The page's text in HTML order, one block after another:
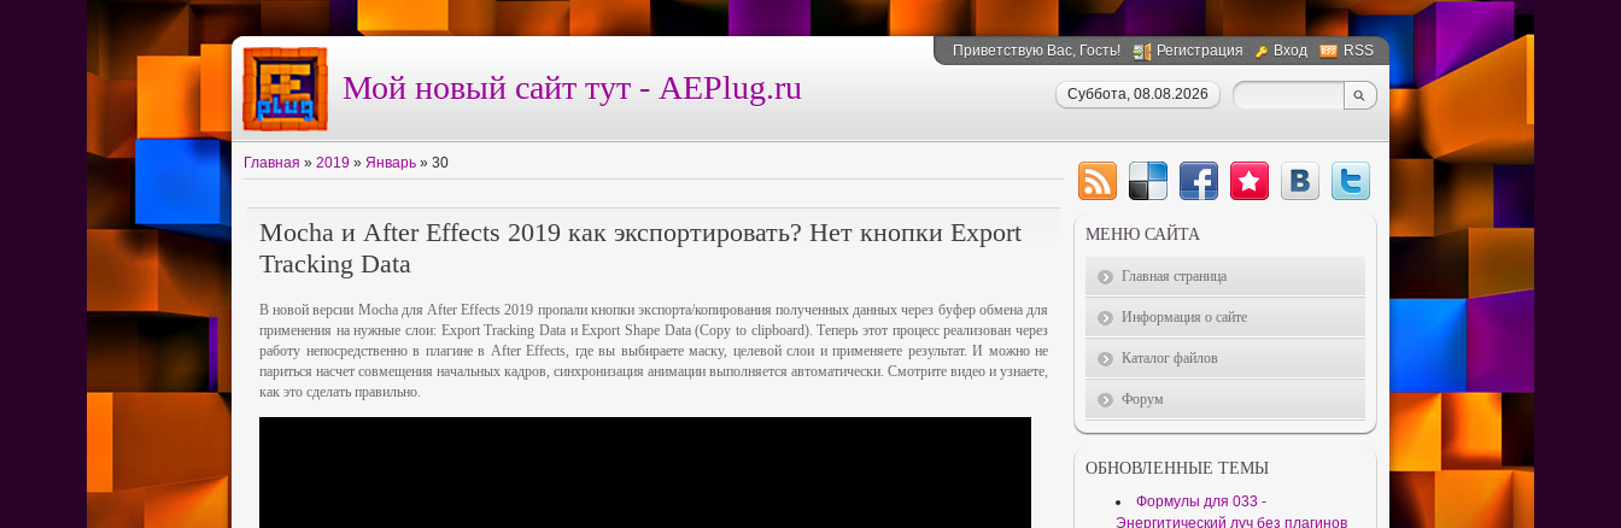
Приветствую Вас, Гость! Регистрация Вход RSS
Мой новый сайт тут - AEPlug.ru Суббота, 08.08.2026
Главная » 2019 » Январь » 30
Mocha и After Effects 2019 как экспортировать? Нет кнопки Export
Tracking Data
В новой версии Mocha для After Effects 2019 пропали кнопки экспорта/копирования полученных данных через буфер обмена для
применения на нужные слои: Export Tracking Data и Export Shape Data (Copy to clipboard). Теперь этот процесс реализован через
работу непосредственно в плагине в After Effects, где вы выбираете маску, целевой слои и применяете результат. И можно не
париться насчет совмещения начальных кадров, синхронизация анимации выполняется автоматически. Смотрите видео и узнаете,
как это сделать правильно.
МЕНЮ САЙТА
Главная страница
Информация о сайте
Каталог файлов
Форум
ОБНОВЛЕННЫЕ ТЕМЫ
Формулы для 033 -
Энергитический луч без плагинов